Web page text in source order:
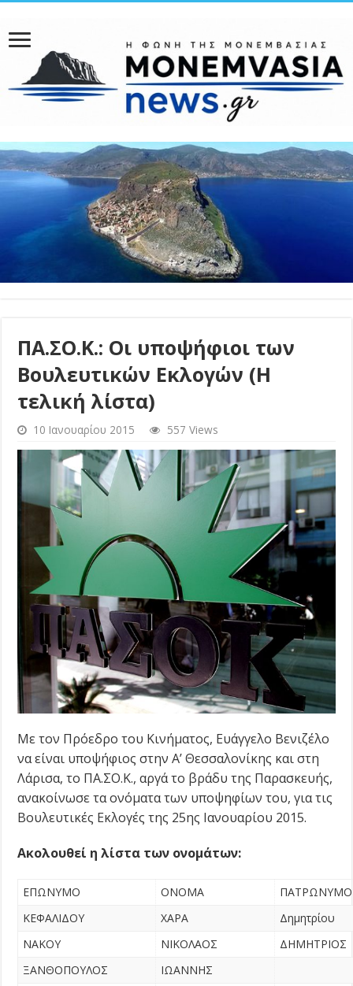
ΠΑ.ΣΟ.Κ.: Οι υποψήφιοι των
Βουλευτικών Εκλογών (H
τελική λίστα)
10 Ιανουαρίου 2015 557 Views
Με τον Πρόεδρο του Κινήματος, Ευάγγελο Βενιζέλο
να είναι υποψήφιος στην Α’ Θεσσαλονίκης και στη
Λάρισα, το ΠΑ.ΣΟ.Κ., αργά το βράδυ της Παρασκευής,
ανακοίνωσε τα ονόματα των υποψηφίων του, για τις
Βουλευτικές Εκλογές της 25ης Ιανουαρίου 2015.
Ακολουθεί η λίστα των ονομάτων:
ΕΠΩΝΥΜΟ ΟΝΟΜΑ
ΠΑΤΡΩΝΥΜΟ
ΚΕΦΑΛΙΔΟΥ
ΧΑΡΑ
Δημητρίου
ΝΑΚΟΥ
ΝΙΚΟΛΑΟΣ
ΔΗΜΗΤΡΙΟΣ
ΞΑΝΘΟΠΟΥΛΟΣ
ΙΩΑΝΝΗΣ